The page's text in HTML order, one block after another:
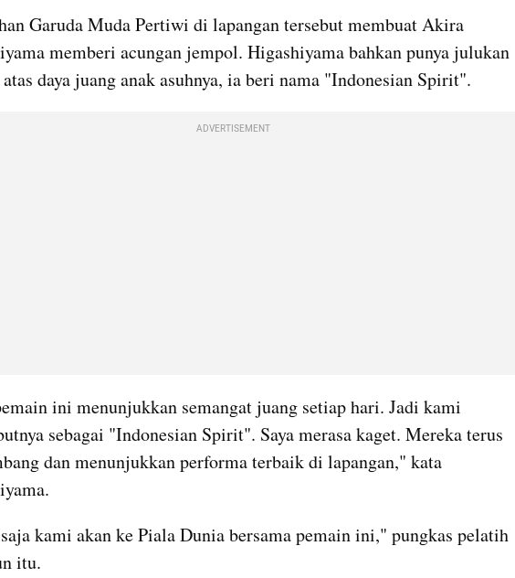
Garuda Muda Pertiwi di lapangan tersebut membuat Akira
memberi acungan jempol. Higashiyama bahkan punya julukan
daya juang anak asuhnya, ia beri nama "Indonesian Spirit".
ADVERTISEMENT
ini menunjukkan semangat juang setiap hari. Jadi kami
sebagai "Indonesian Spirit". Saya merasa kaget. Mereka terus
dan menunjukkan performa terbaik di lapangan," kata
kami akan ke Piala Dunia bersama pemain ini," pungkas pelatih
itu.